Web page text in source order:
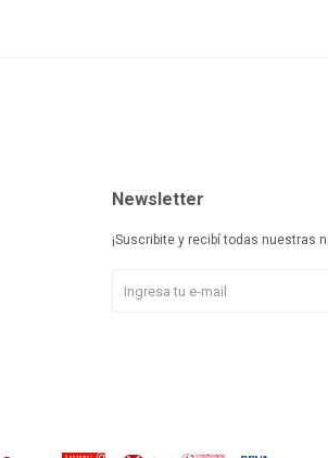
Newsletter
¡Suscribite y recibí todas nuestras